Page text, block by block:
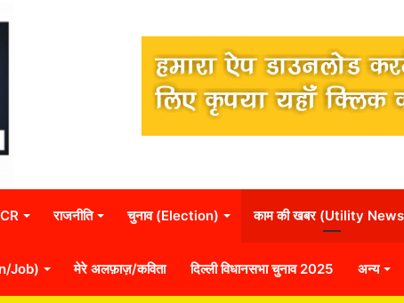
राजनीति चुनाव (Election) काम की खबर (Utility
Job) मेरे अलफ़ाज़/कविता दिल्ली विधानसभा चुनाव 2025 अन्य